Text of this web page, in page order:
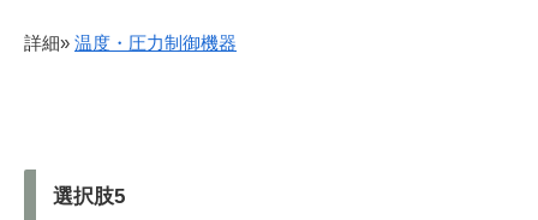
詳細» 温度・圧力制御機器
選択肢5